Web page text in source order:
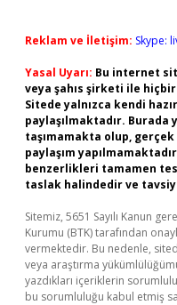
Reklam ve İletişim: Skype:
Yasal Uyarı: Bu internet
veya şahıs şirketi ile
Sitede yalnızca kendi
paylaşılmaktadır.
taşımamakta olup,
paylaşım
benzerlikleri tamamen
taslak halindedir ve
Sitemiz, 5651 Sayılı Kanun
Kurumu (BTK) tarafından
vermektedir. Bu nedenle,
veya araştırma
yazdıkları içeriklerin
bu sorumluluğu kabul etmiş